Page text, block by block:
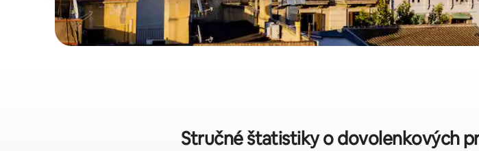
Stručné štatistiky o dovolenkových